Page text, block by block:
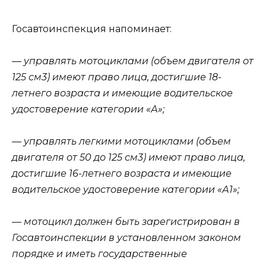
Госавтоинспекция напоминает:
— управлять мотоциклами (объем двигателя от
125 см3) имеют право лица, достигшие 18-
летнего возраста и имеющие водительское
удостоверение категории «А»;
— управлять легкими мотоциклами (объем
двигателя от 50 до 125 см3) имеют право лица,
достигшие 16-летнего возраста и имеющие
водительское удостоверение категории «А1»;
— мотоцикл должен быть зарегистрирован в
Госавтоинспекции в установленном законом
порядке и иметь государственные